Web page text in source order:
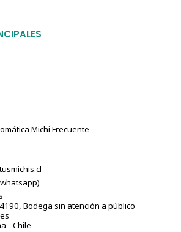
Michi Frecuente
Bodega sin atención a público
- Chile